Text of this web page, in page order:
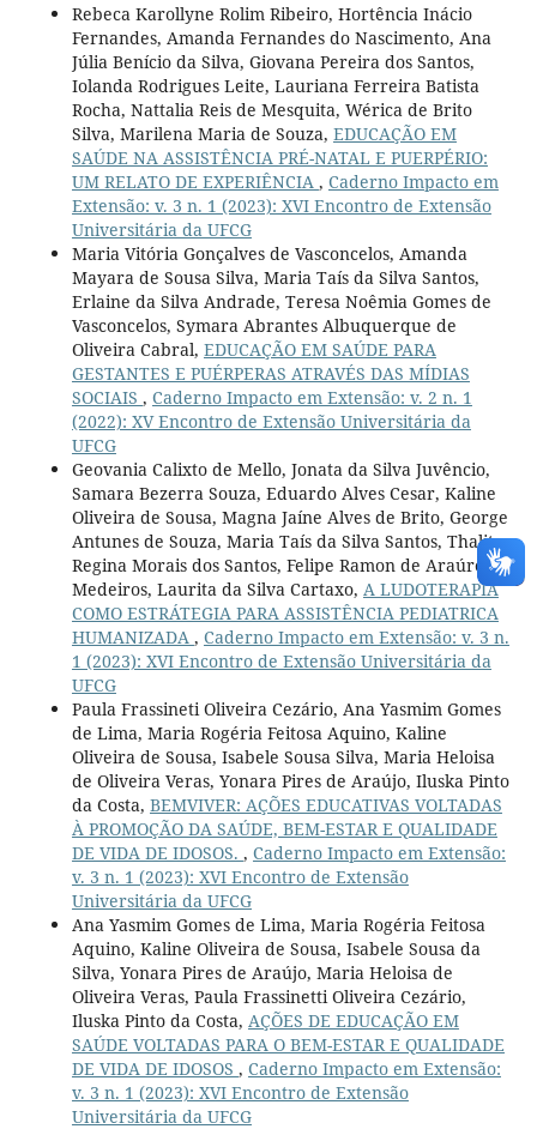
Rebeca Karollyne Rolim Ribeiro, Hortência Inácio
Fernandes, Amanda Fernandes do Nascimento, Ana
Júlia Benício da Silva, Giovana Pereira dos Santos,
Iolanda Rodrigues Leite, Lauriana Ferreira Batista
Rocha, Nattalia Reis de Mesquita, Wérica de Brito
Silva, Marilena Maria de Souza, EDUCAÇÃO EM
SAÚDE NA ASSISTÊNCIA PRÉ-NATAL E PUERPÉRIO:
UM RELATO DE EXPERIÊNCIA , Caderno Impacto em
Extensão: v. 3 n. 1 (2023): XVI Encontro de Extensão
Universitária da UFCG
Maria Vitória Gonçalves de Vasconcelos, Amanda
Mayara de Sousa Silva, Maria Taís da Silva Santos,
Erlaine da Silva Andrade, Teresa Noêmia Gomes de
Vasconcelos, Symara Abrantes Albuquerque de
Oliveira Cabral, EDUCAÇÃO EM SAÚDE PARA
GESTANTES E PUÉRPERAS ATRAVÉS DAS MÍDIAS
SOCIAIS , Caderno Impacto em Extensão: v. 2 n. 1
(2022): XV Encontro de Extensão Universitária da
UFCG
Geovania Calixto de Mello, Jonata da Silva Juvêncio,
Samara Bezerra Souza, Eduardo Alves Cesar, Kaline
Oliveira de Sousa, Magna Jaíne Alves de Brito, George
Antunes de Souza, Maria Taís da Silva Santos, Thalita
Regina Morais dos Santos, Felipe Ramon de Araúro
Medeiros, Laurita da Silva Cartaxo, A LUDOTERAPIA
COMO ESTRÁTEGIA PARA ASSISTÊNCIA PEDIATRICA
HUMANIZADA , Caderno Impacto em Extensão: v. 3 n.
1 (2023): XVI Encontro de Extensão Universitária da
UFCG
Paula Frassineti Oliveira Cezário, Ana Yasmim Gomes
de Lima, Maria Rogéria Feitosa Aquino, Kaline
Oliveira de Sousa, Isabele Sousa Silva, Maria Heloisa
de Oliveira Veras, Yonara Pires de Araújo, Iluska Pinto
da Costa, BEMVIVER: AÇÕES EDUCATIVAS VOLTADAS
À PROMOÇÃO DA SAÚDE, BEM-ESTAR E QUALIDADE
DE VIDA DE IDOSOS. , Caderno Impacto em Extensão:
v. 3 n. 1 (2023): XVI Encontro de Extensão
Universitária da UFCG
Ana Yasmim Gomes de Lima, Maria Rogéria Feitosa
Aquino, Kaline Oliveira de Sousa, Isabele Sousa da
Silva, Yonara Pires de Araújo, Maria Heloisa de
Oliveira Veras, Paula Frassinetti Oliveira Cezário,
Iluska Pinto da Costa, AÇÕES DE EDUCAÇÃO EM
SAÚDE VOLTADAS PARA O BEM-ESTAR E QUALIDADE
DE VIDA DE IDOSOS , Caderno Impacto em Extensão:
v. 3 n. 1 (2023): XVI Encontro de Extensão
Universitária da UFCG